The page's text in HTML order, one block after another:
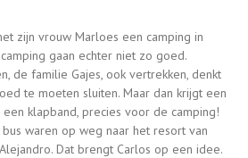
zijn vrouw Marloes een camping in
gaan echter niet zo goed.
de familie Gajes, ook vertrekken, denkt
te moeten sluiten. Maar dan krijgt een
klapband, precies voor de camping!
waren op weg naar het resort van
Dat brengt Carlos op een idee.